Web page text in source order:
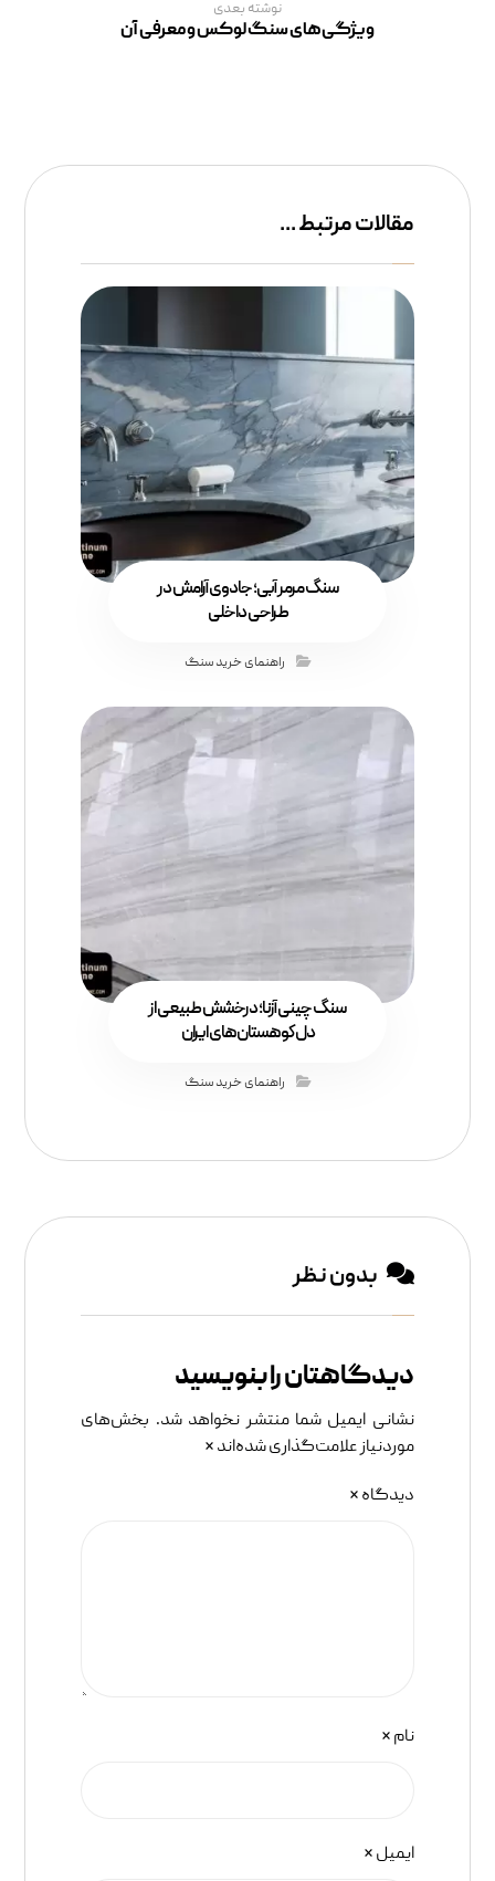
نوشته بعدی
ویژگی‌های سنگ لوکس و معرفی آن
مقالات مرتبط ...
سنگ مرمر آبی؛ جادوی آرامش در
طراحی داخلی
راهنمای خرید سنگ
سنگ چینی آزنا؛ درخشش طبیعی از
دل کوهستان‌های ایران
راهنمای خرید سنگ
بدون نظر
دیدگاهتان را بنویسید
نشانی ایمیل شما منتشر نخواهد شد. بخش‌های
موردنیاز علامت‌گذاری شده‌اند*
دیدگاه*
نام*
ایمیل*